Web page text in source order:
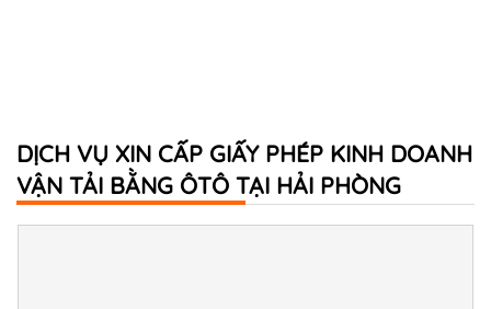
DỊCH VỤ XIN CẤP GIẤY PHÉP KINH DOANH
VẬN TẢI BẰNG ÔTÔ TẠI HẢI PHÒNG